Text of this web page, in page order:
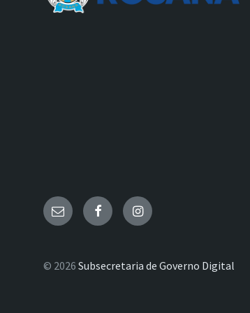
E- FacebookInstagram
© 2026 Subsecretaria de Governo Digital